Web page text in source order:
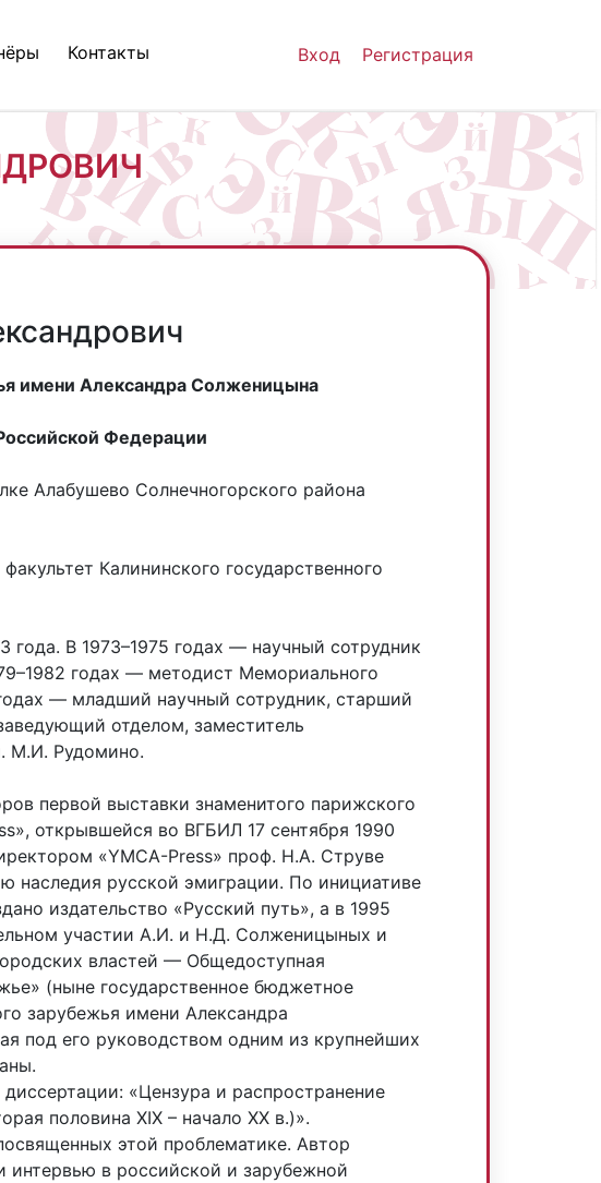
Контакты Вход Регистрация
имени Александра Солженицына
Федерации
Алабушево Солнечногорского района
Калининского государственного
года. В 1973–1975 годах — научный сотрудник
годах — методист Мемориального
— младший научный сотрудник, старший
отделом, заместитель
М.И. Рудомино.
первой выставки знаменитого парижского
открывшейся во ВГБИЛ 17 сентября 1990
«YMCA-Press» проф. Н.А. Струве
наследия русской эмиграции. По инициативе
издательство «Русский путь», а в 1995
участии А.И. и Н.Д. Солженицыных и
властей — Общедоступная
(ныне государственное бюджетное
зарубежья имени Александра
под его руководством одним из крупнейших
«Цензура и распространение
половина XIX – начало XX в.)».
этой проблематике. Автор
интервью в российской и зарубежной